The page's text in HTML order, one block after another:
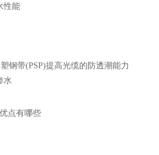
性能
带(PSP)提高光缆的防透潮能力
水
点有哪些